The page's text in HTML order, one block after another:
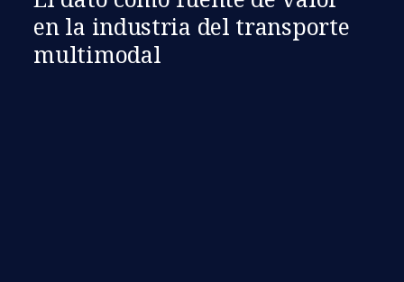
en la industria del transporte
multimodal